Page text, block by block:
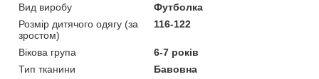
Вид виробу
Футболка
Розмір дитячого одягу (за
зростом)
116-122
Вікова група
6-7 років
Тип тканини
Бавовна